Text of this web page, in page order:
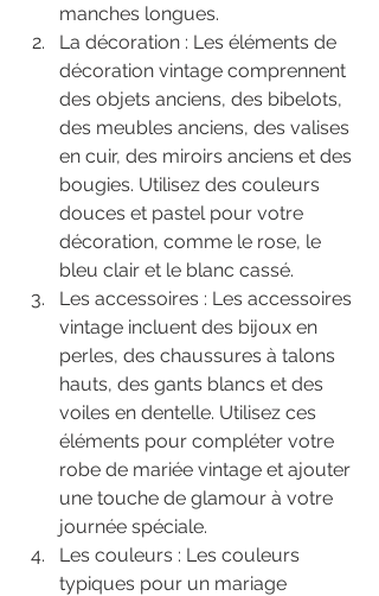
manches longues.
La décoration : Les éléments de
décoration vintage comprennent
des objets anciens, des bibelots,
des meubles anciens, des valises
en cuir, des miroirs anciens et des
bougies. Utilisez des couleurs
douces et pastel pour votre
décoration, comme le rose, le
bleu clair et le blanc cassé.
Les accessoires : Les accessoires
vintage incluent des bijoux en
perles, des chaussures à talons
hauts, des gants blancs et des
voiles en dentelle. Utilisez ces
éléments pour compléter votre
robe de mariée vintage et ajouter
une touche de glamour à votre
journée spéciale.
Les couleurs : Les couleurs
typiques pour un mariage